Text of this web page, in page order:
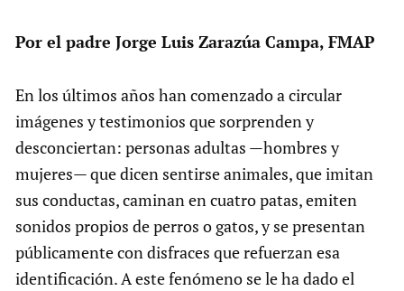
Por el padre Jorge Luis Zarazúa Campa, FMAP
En los últimos años han comenzado a circular
imágenes y testimonios que sorprenden y
desconciertan: personas adultas —hombres y
mujeres— que dicen sentirse animales, que imitan
sus conductas, caminan en cuatro patas, emiten
sonidos propios de perros o gatos, y se presentan
públicamente con disfraces que refuerzan esa
identificación. A este fenómeno se le ha dado el